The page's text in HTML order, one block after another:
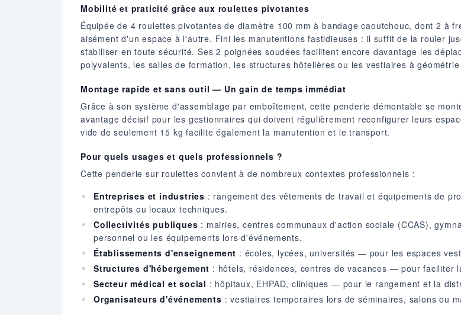
Mobilité et praticité grâce aux roulettes pivotantes
Équipée de 4 roulettes pivotantes de diamètre 100 mm à bandage caoutchouc, dont 2 à
aisément d'un espace à l'autre. Fini les manutentions fastidieuses : il suffit de la rouler
stabiliser en toute sécurité. Ses 2 poignées soudées facilitent encore davantage les
polyvalents, les salles de formation, les structures hôtelières ou les vestiaires à
Montage rapide et sans outil — Un gain de temps immédiat
Grâce à son système d'assemblage par emboîtement, cette penderie démontable se
avantage décisif pour les gestionnaires qui doivent régulièrement reconfigurer leurs
vide de seulement 15 kg facilite également la manutention et le transport.
Pour quels usages et quels professionnels ?
Cette penderie sur roulettes convient à de nombreux contextes professionnels :
Entreprises et industries : rangement des vêtements de travail et équipements de
entrepôts ou locaux techniques.
Collectivités publiques : mairies, centres communaux d'action sociale (CCAS),
personnel ou les équipements lors d'événements.
Établissements d'enseignement : écoles, lycées, universités — pour les espaces
Structures d'hébergement : hôtels, résidences, centres de vacances — pour faciliter
Secteur médical et social : hôpitaux, EHPAD, cliniques — pour le rangement et la
Organisateurs d'événements : vestiaires temporaires lors de séminaires, salons ou